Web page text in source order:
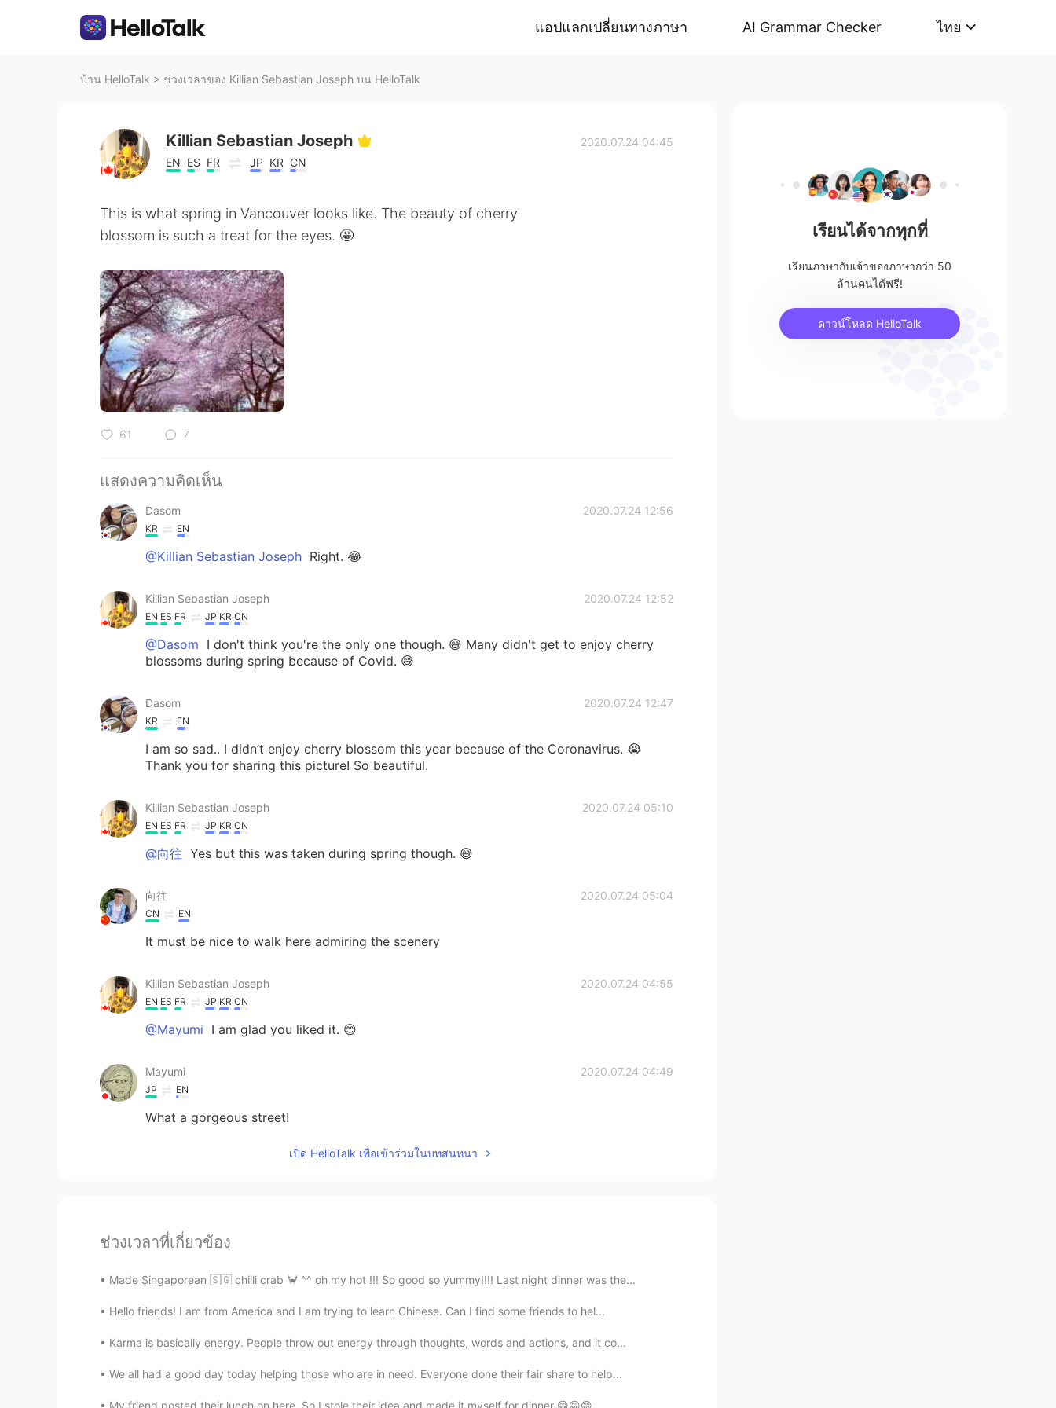
แอปแลกเปลี่ยนทางภาษา AI Grammar Checker ไทย
บ้าน HelloTalk > ช่วงเวลาของ Killian Sebastian Joseph บน HelloTalk
Killian Sebastian Joseph
EN ES FR JP KR CN
2020.07.24 04:45
This is what spring in Vancouver looks like. The beauty of cherry
blossom is such a treat for the eyes. 🤩
61 7
แสดงความคิดเห็น
Dasom 2020.07.24 12:56
KR EN
@Killian Sebastian Joseph Right. 😂
Killian Sebastian Joseph 2020.07.24 12:52
EN ES FR JP KR CN
@Dasom I don't think you're the only one though. 😅 Many didn't get to enjoy cherry
blossoms during spring because of Covid. 😅
Dasom 2020.07.24 12:47
KR EN
I am so sad.. I didn’t enjoy cherry blossom this year because of the Coronavirus. 😭
Thank you for sharing this picture! So beautiful.
Killian Sebastian Joseph 2020.07.24 05:10
EN ES FR JP KR CN
@向往 Yes but this was taken during spring though. 😅
向往 2020.07.24 05:04
CN EN
It must be nice to walk here admiring the scenery
Killian Sebastian Joseph 2020.07.24 04:55
EN ES FR JP KR CN
@Mayumi I am glad you liked it. 😊
Mayumi 2020.07.24 04:49
JP EN
What a gorgeous street!
เปิด HelloTalk เพื่อเข้าร่วมในบทสนทนา
ช่วงเวลาที่เกี่ยวข้อง
Made Singaporean 🇸🇬 chilli crab 🦀 ^^ oh my hot !!! So good so yummy!!!! Last night dinner was the...
Hello friends! I am from America and I am trying to learn Chinese. Can I find some friends to hel...
Karma is basically energy. People throw out energy through thoughts, words and actions, and it co...
We all had a good day today helping those who are in need. Everyone done their fair share to help...
My friend posted their lunch on here. So I stole their idea and made it myself for dinner 😁😁😁 ...
เรียนได้จากทุกที่
เรียนภาษากับเจ้าของภาษากว่า 50
ล้านคนได้ฟรี!
ดาวน์โหลด HelloTalk